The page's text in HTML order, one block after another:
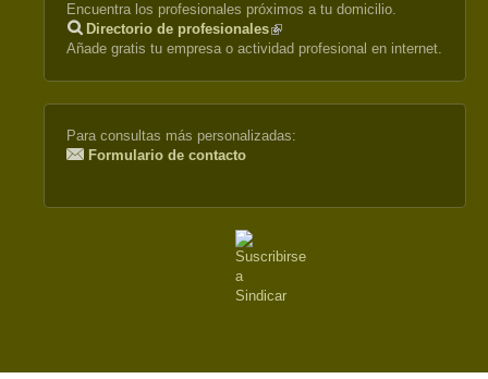
Encuentra los profesionales próximos a tu domicilio.
Directorio de profesionales(link
is
Añade gratis tu empresa o actividad profesional en internet.
Para consultas más personalizadas:
Formulario de contacto